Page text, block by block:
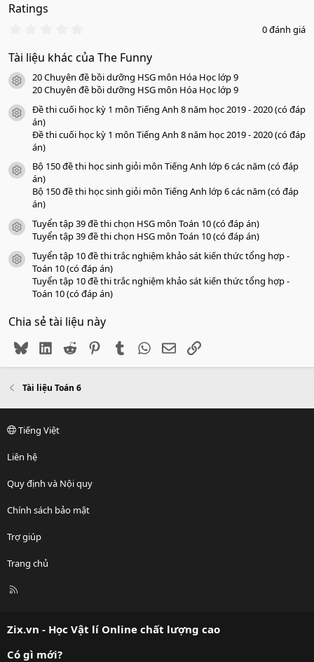
Ratings
0
0
s
a
o
0 đánh giá
Tài liệu khác của The Funny
icon tài liệu
20 Chuyên đề bồi dưỡng HSG môn Hóa Học lớp 9
20 Chuyên đề bồi dưỡng HSG môn Hóa Học lớp 9
icon tài liệu
Đề thi cuối học kỳ 1 môn Tiếng Anh 8 năm học 2019 - 2020 (có đáp
án)
Đề thi cuối học kỳ 1 môn Tiếng Anh 8 năm học 2019 - 2020 (có đáp
án)
icon tài liệu
Bộ 150 đề thi học sinh giỏi môn Tiếng Anh lớp 6 các năm (có đáp
án)
Bộ 150 đề thi học sinh giỏi môn Tiếng Anh lớp 6 các năm (có đáp
án)
icon tài liệu
Tuyển tập 39 đề thi chọn HSG môn Toán 10 (có đáp án)
Tuyển tập 39 đề thi chọn HSG môn Toán 10 (có đáp án)
icon tài liệu
Tuyển tập 10 đề thi trắc nghiệm khảo sát kiến thức tổng hợp -
Toán 10 (có đáp án)
Tuyển tập 10 đề thi trắc nghiệm khảo sát kiến thức tổng hợp -
Toán 10 (có đáp án)
Chia sẻ tài liệu này
BlueskyLinkedIn
Reddit PinterestTumblr WhatsApp
EmailLink
Tài liệu Toán 6
Tiếng Việt
Liên hệ
Quy định và Nội quy
Chính sách bảo mật
Trợ giúp
Trang chủ
R
Zix.vn - Học Vật lí Online chất lượng cao
Có gì mới?